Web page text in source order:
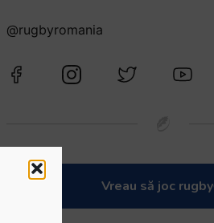
@rugbyromania
Vreau să joc rugby